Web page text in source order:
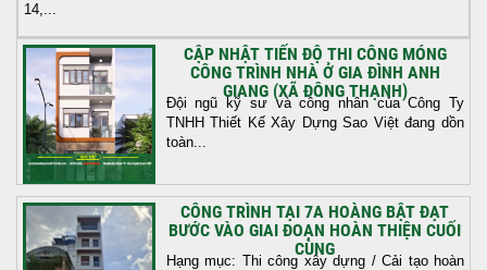
14,...
CẬP NHẬT TIẾN ĐỘ THI CÔNG MÓNG
CÔNG TRÌNH NHÀ Ở GIA ĐÌNH ANH
GIANG (XÃ ĐÔNG THẠNH)
Đội ngũ kỹ sư và công nhân của Công Ty
TNHH Thiết Kế Xây Dựng Sao Việt đang dồn
toàn...
CÔNG TRÌNH TẠI 7A HOÀNG BẬT ĐẠT
BƯỚC VÀO GIAI ĐOẠN HOÀN THIỆN CUỐI
CÙNG
Hạng mục: Thi công xây dựng / Cải tạo hoàn